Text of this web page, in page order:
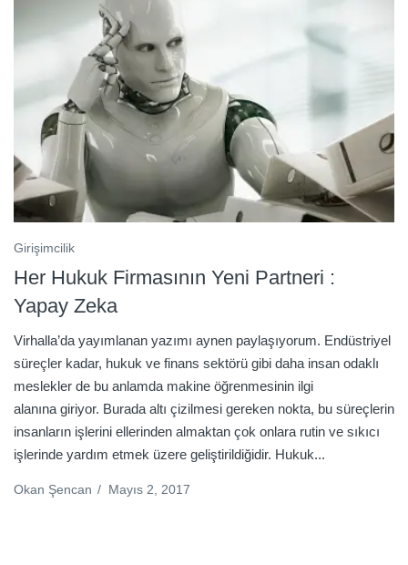
Girişimcilik
Her Hukuk Firmasının Yeni Partneri :
Yapay Zeka
Virhalla’da yayımlanan yazımı aynen paylaşıyorum. Endüstriyel
süreçler kadar, hukuk ve finans sektörü gibi daha insan odaklı
meslekler de bu anlamda makine öğrenmesinin ilgi
alanına giriyor. Burada altı çizilmesi gereken nokta, bu süreçlerin
insanların işlerini ellerinden almaktan çok onlara rutin ve sıkıcı
işlerinde yardım etmek üzere geliştirildiğidir. Hukuk...
Okan Şencan / Mayıs 2, 2017